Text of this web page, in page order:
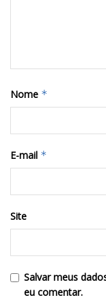
Nome *
E-mail *
Site
Salvar meus
eu comentar.